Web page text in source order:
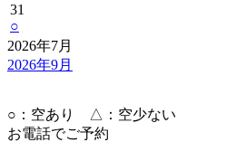
31
○
2026年7月
2026年9月
○：空あり △：空少ない
お電話でご予約